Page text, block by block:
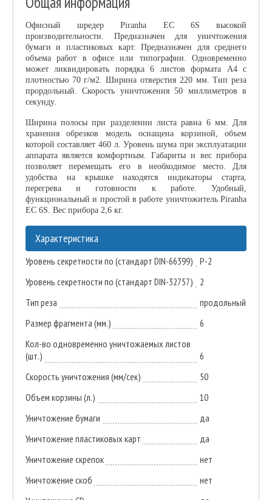
Офисный шредер Piranha EC 6S высокой
производительности. Предназначен для уничтожения
бумаги и пластиковых карт. Предназначен для среднего
объема работ в офисе или типографии. Одновременно
может ликвидировать порядка 6 листов формата А4 с
плотностью 70 г/м2. Ширина отверстия 220 мм. Тип реза
прордольный. Скорость уничтожения 50 миллиметров в
секунду.
Ширина полосы при разделении листа равна 6 мм. Для
хранения обрезков модель оснащена корзиной, объем
которой составляет 460 л. Уровень шума при эксплуатации
аппарата является комфортным. Габариты и вес прибора
позволяет перемещать его в необходимое место. Для
удобства на крышке находятся индикаторы старта,
перегрева и готовности к работе. Удобный,
функциональный и простой в работе уничтожитель Piranha
EC 6S. Вес прибора 2,6 кг.
Характеристика
Уровень секретности по (стандарт DIN-66399) P-2
Уровень секретности по (стандарт DIN-32757)
2
Тип реза
продольный
Размер фрагмента (мм.)
6
Кол-во одновременно уничтожаемых листов
(шт.)
6
Скорость уничтожения (мм/сек)
50
Объем корзины (л.)
10
Уничтожение бумаги
да
Уничтожение пластиковых карт
да
Уничтожение скрепок
нет
Уничтожение скоб
нет